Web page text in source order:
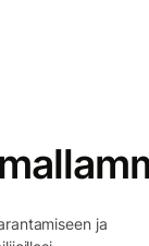
ja